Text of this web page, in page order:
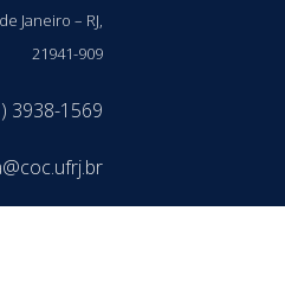
Janeiro – RJ,
21941-909
3938-1569